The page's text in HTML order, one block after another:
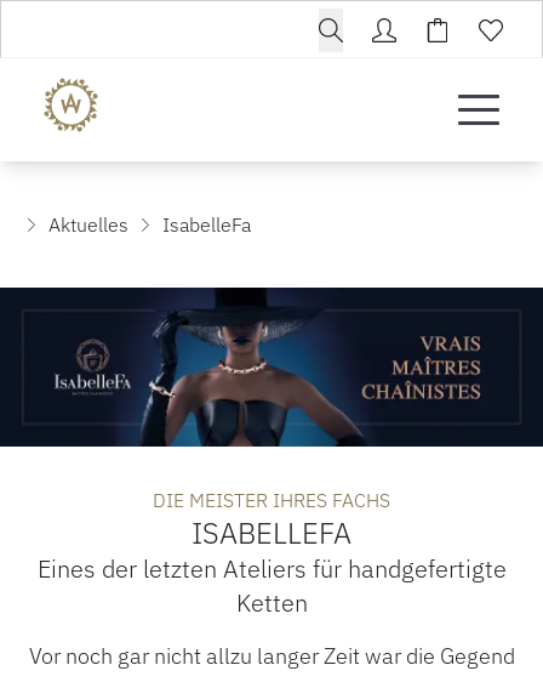
Aktuelles IsabelleFa
DIE MEISTER IHRES FACHS
ISABELLEFA
Eines der letzten Ateliers für handgefertigte
Ketten
Vor noch gar nicht allzu langer Zeit war die Gegend